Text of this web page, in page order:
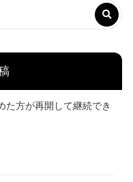
た方が再開して継続でき